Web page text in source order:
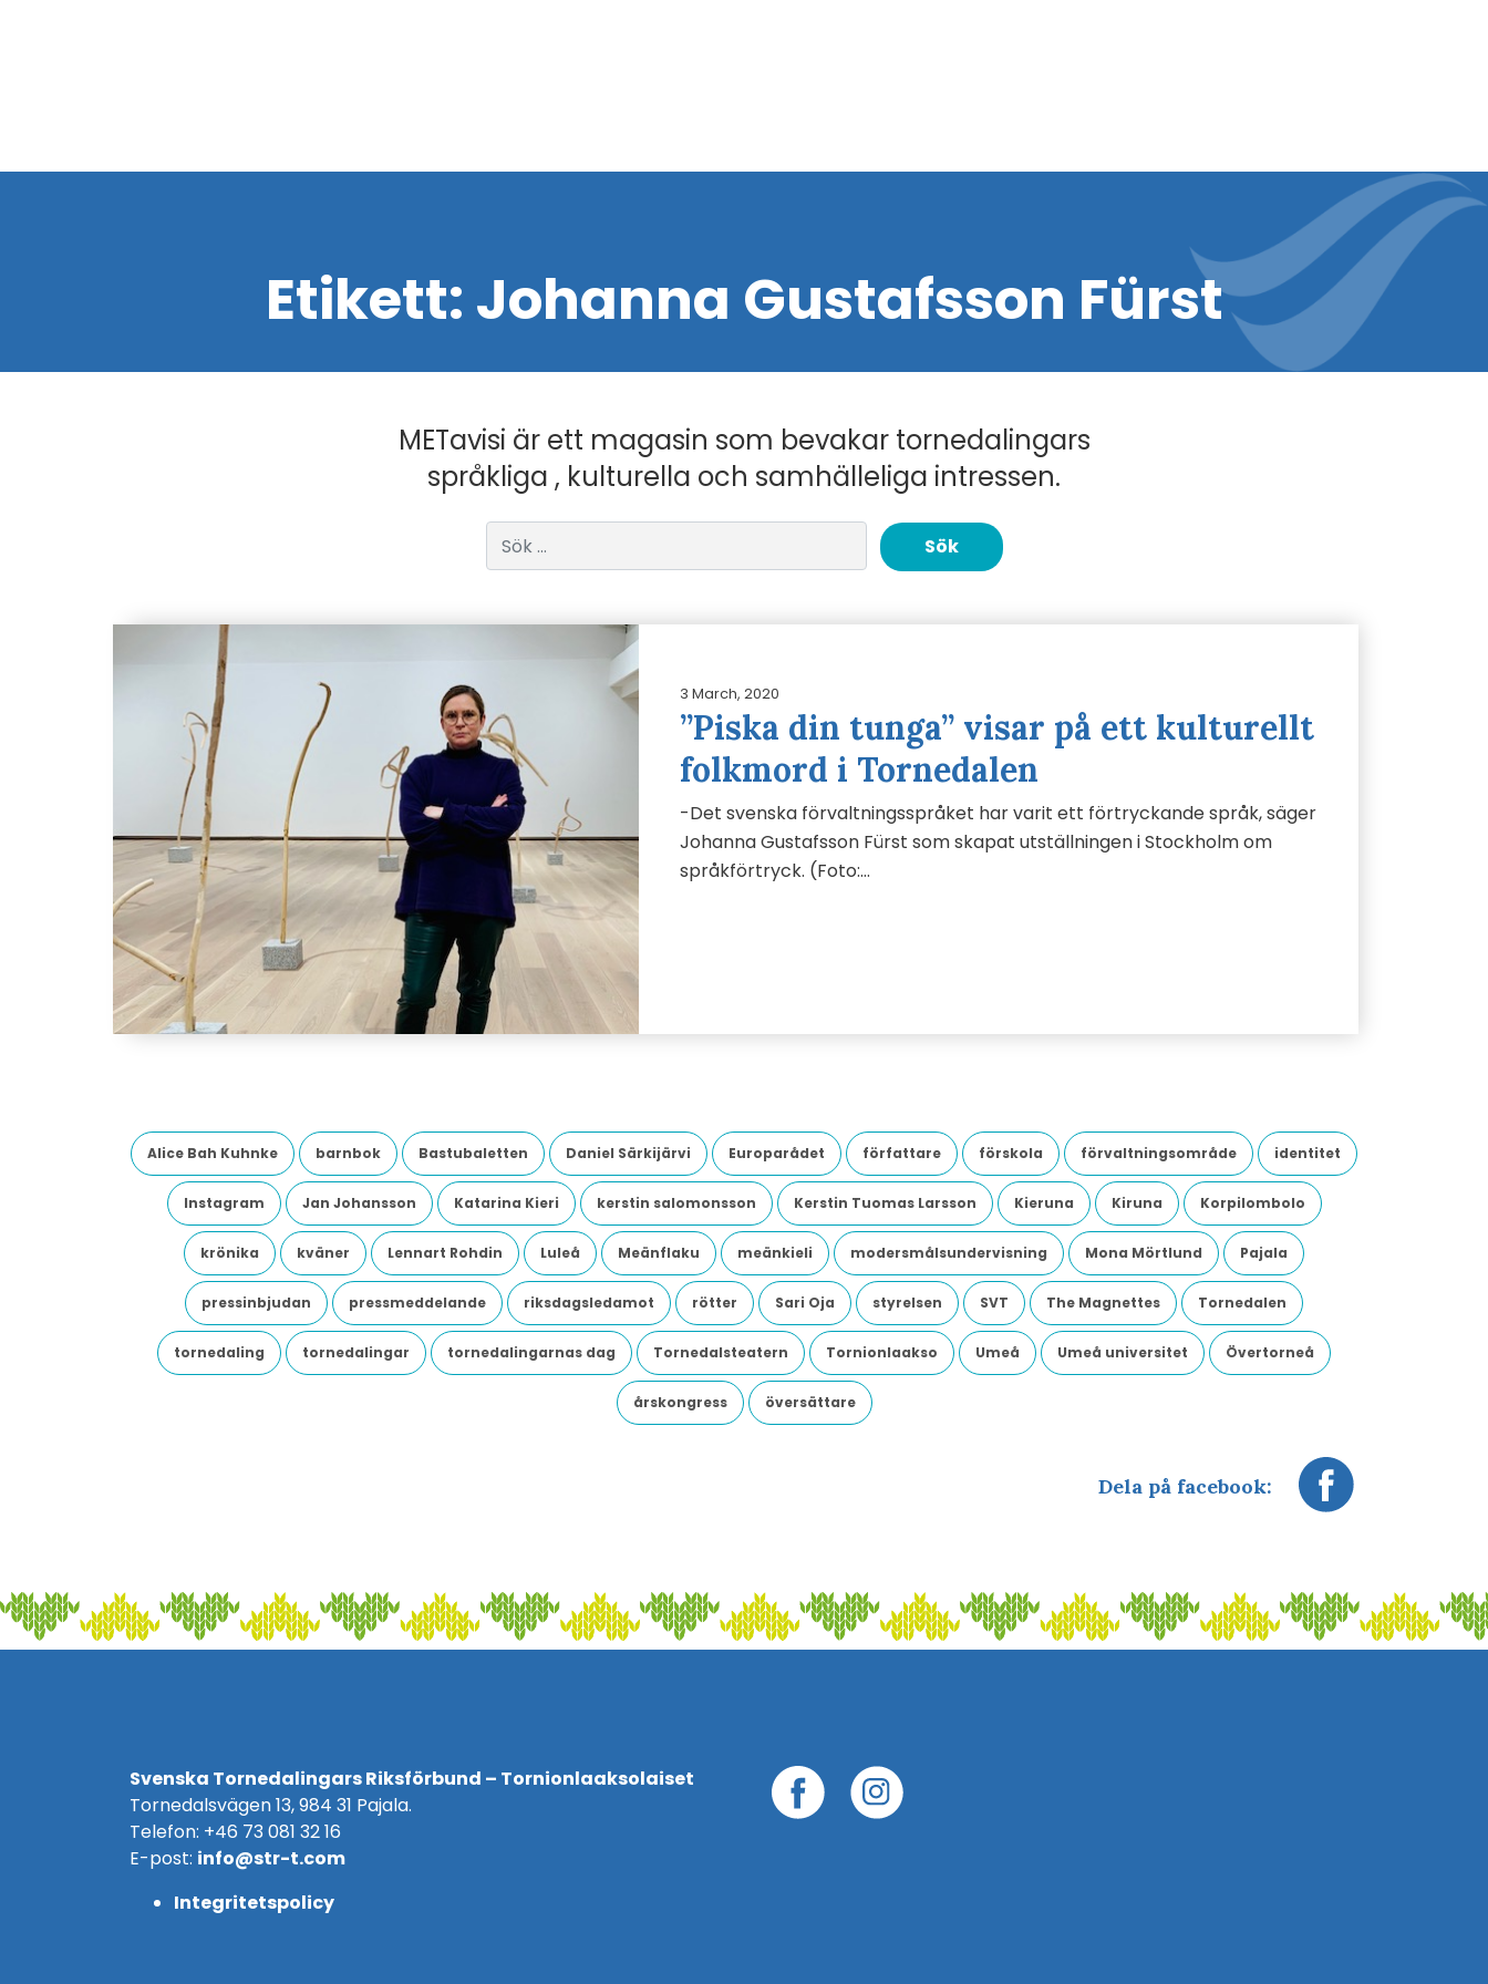
Etikett: Johanna Gustafsson Fürst
METavisi är ett magasin som bevakar tornedalingars
språkliga , kulturella och samhälleliga intressen.
3 March, 2020
”Piska din tunga” visar på ett kulturellt
folkmord i Tornedalen
-Det svenska förvaltningsspråket har varit ett förtryckande språk, säger
Johanna Gustafsson Fürst som skapat utställningen i Stockholm om
språkförtryck. (Foto:…
Alice Bah Kuhnke barnbok Bastubaletten Daniel Särkijärvi Europarådet författare förskola förvaltningsområde identitet
Instagram Jan Johansson Katarina Kieri kerstin salomonsson Kerstin Tuomas Larsson Kieruna Kiruna Korpilombolo
krönika kväner Lennart Rohdin Luleå Meänflaku meänkieli modersmålsundervisning Mona Mörtlund Pajala
pressinbjudan pressmeddelande riksdagsledamot rötter Sari Oja styrelsen SVT The Magnettes Tornedalen
tornedaling tornedalingar tornedalingarnas dag Tornedalsteatern Tornionlaakso Umeå Umeå universitet Övertorneå
årskongress översättare
Dela på facebook:
Svenska Tornedalingars Riksförbund – Tornionlaaksolaiset
Tornedalsvägen 13, 984 31 Pajala.
Telefon: +46 73 081 32 16
E-post: info@str-t.com
Integritetspolicy